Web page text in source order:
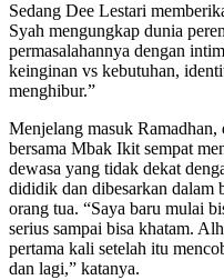
Sedang Dee Lestari
Syah mengungkap dunia
permasalahannya dengan
keinginan vs kebutuhan,
menghibur.”
Menjelang masuk
bersama Mbak Ikit sempat
dewasa yang tidak dekat
dididik dan dibesarkan dalam
orang tua. “Saya baru mulai
serius sampai bisa khatam.
pertama kali setelah itu
dan lagi,” katanya.